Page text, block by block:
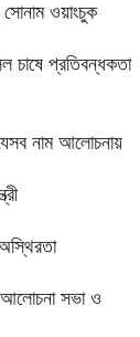
সোনাম ওয়াংচুক
চাষে প্রতিবন্ধকতা
নাম আলোচনায়
আলোচনা সভা ও